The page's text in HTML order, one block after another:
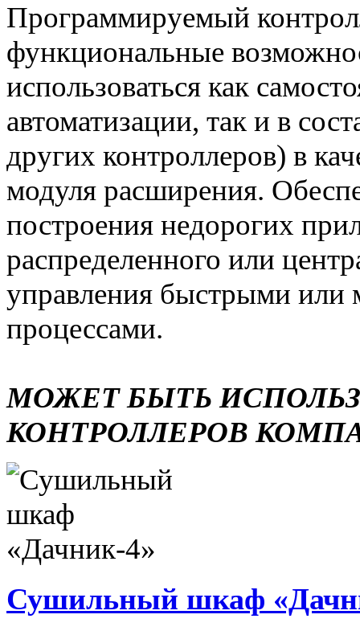
Программируемый
функциональные
использоваться как
автоматизации, так и в
других контроллеров) в
модуля расширения.
построения недорогих
распределенного или
управления быстрыми или
процессами.
МОЖЕТ БЫТЬ
КОНТРОЛЛЕРОВ
Сушильный шкаф